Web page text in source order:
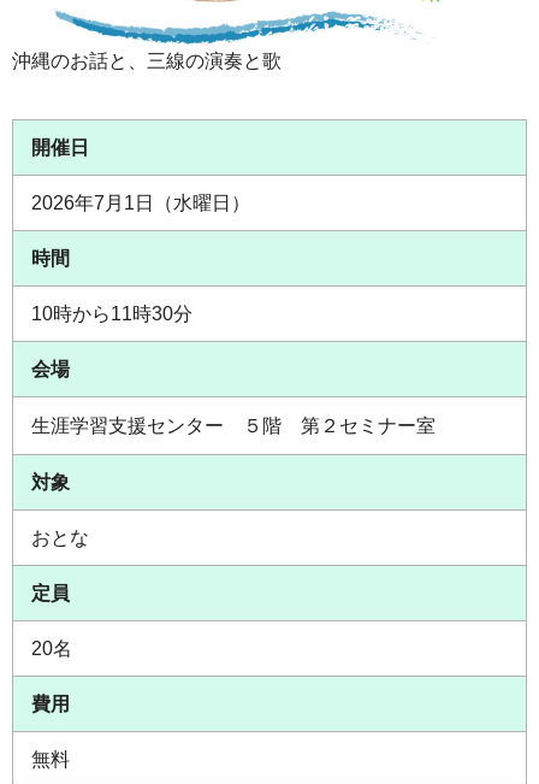
沖縄のお話と、三線の演奏と歌
開催日
2026年7月1日（水曜日）
時間
10時から11時30分
会場
生涯学習支援センター ５階 第２セミナー室
対象
おとな
定員
20名
費用
無料